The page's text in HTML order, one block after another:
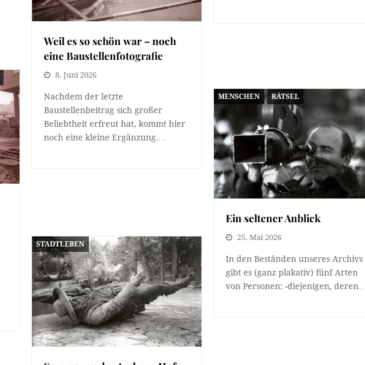
Weil es so schön war – noch
eine Baustellenfotografie
8. Juni 2026
Nachdem der letzte
Baustellenbeitrag sich großer
Beliebtheit erfreut hat, kommt hier
noch eine kleine Ergänzung.…
MENSCHEN RÄTSEL
Ein seltener Anblick
25. Mai 2026
In den Beständen unseres Archivs
gibt es (ganz plakativ) fünf Arten
von Personen: -diejenigen, deren…
STADTLEBEN